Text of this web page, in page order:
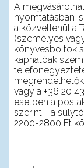
A
nyomtatásban
a közvetlenül a
(személyes
könyvesboltok
kaphatóak
vagy a +36 20
esetben a
szerint - a
2200-2800 Ft